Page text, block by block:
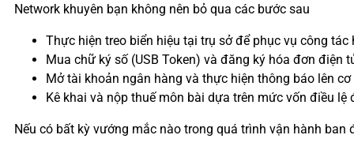
Network khuyên bạn không nên bỏ qua các bước sau
Thực hiện treo biển hiệu tại trụ sở để phục vụ công
Mua chữ ký số (USB Token) và đăng ký hóa đơn
Mở tài khoản ngân hàng và thực hiện thông báo lên
Kê khai và nộp thuế môn bài dựa trên mức vốn điều
Nếu có bất kỳ vướng mắc nào trong quá trình vận hành